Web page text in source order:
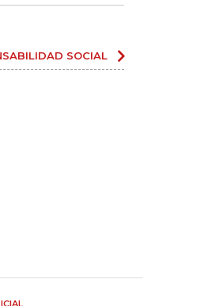
SOCIAL